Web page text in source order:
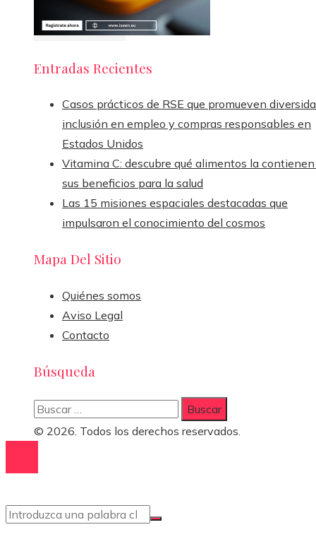
Entradas Recientes
Casos prácticos de RSE que promueven
inclusión en empleo y compras responsables en
Estados Unidos
Vitamina C: descubre qué alimentos la
sus beneficios para la salud
Las 15 misiones espaciales destacadas que
impulsaron el conocimiento del cosmos
Mapa Del Sitio
Quiénes somos
Aviso Legal
Contacto
Búsqueda
Buscar:
© 2026. Todos los derechos reservados.